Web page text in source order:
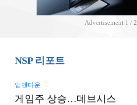
Advertisement 2 / 2
NSP 리포트
업앤다운
게임주 상승…데브시스